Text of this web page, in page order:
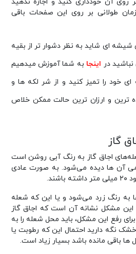
طولانی بر روی این صفحات باقی
شیشه ای شاید به نظر دشوار تر از بقیه
در اینجا به شما آموزش میدهیم
خود را تمیز کنید و از شر لکه ها و
ترین و ارزان ترین حالت ممکن خلاص
گاز
اجاق گاز به رنگ آبی روشن است
آن ها دیده می‌شود. به صورت عادی
به رنگ زرد می‌شود و یا این که شعله
این مشکل نشانه آن است که اجاق گاز
رفع این مشکل، باید محل شعله را به
نگه دارید احتمال این که رطوبت یا
ها باقی مانده باشد بسیار زیاد است.